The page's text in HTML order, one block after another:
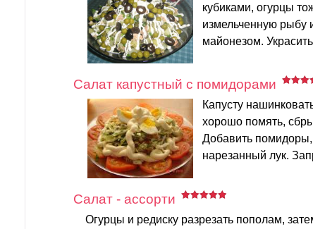
кубиками, огурцы
измельченную рыбу
майонезом.
Салат капустный с помидорами
Капусту
хорошо помять,
Добавить
нарезанный лук.
Салат - ассорти
Огурцы и редиску разрезать пополам,